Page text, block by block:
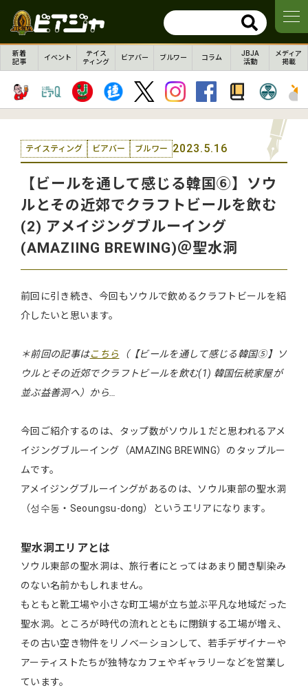
新着
記事
イベント
テイス
ティング
ビアバー ブルワー コラム
JBJA
活動
メディア
掲載
テイスティング ビアバー ブルワー 2023.5.16
【ビールを通して感じる韓国⑥】ソウ
ルとその近郊でクラフトビールを飲む
(2) アメイジングブルーイング
(AMAZIING BREWING)＠聖水洞
前回に引き続き、今回もソウルで飲めるクラフトビールを紹
介したいと思います。
＊前回の記事はこちら （【ビールを通して感じる韓国⑤】ソ
ウルとその近郊でクラフトビールを飲む(1) 韓国伝統家屋が
並ぶ益善洞へ）から…
今回ご紹介するのは、タップ数がソウル１だと思われるアメ
イジングブルーイング（AMAZING BREWING）のタップルー
ムです。
アメイジングブルーイングがあるのは、ソウル東部の聖水洞
（성수동・Seoungsu-dong）というエリアになります。
聖水洞エリアとは
ソウル東部の聖水洞は、旅行者にとってはあまり聞き馴染み
のない名前かもしれません。
もともと靴工場や小さな町工場が立ち並ぶ平凡な地域だった
聖水洞。ところが時代の流れとともに閉鎖する工場が増え、
その古い空き物件をリノベーションして、若手デザイナーや
アーティストたちが独特なカフェやギャラリーなどを営業し
ています。